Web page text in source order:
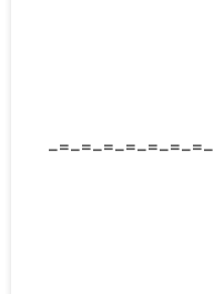
-=-=-=-=-=-=-